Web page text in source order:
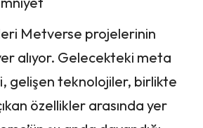
Metverse projelerinin
alıyor. Gelecekteki meta
gelişen teknolojiler, birlikte
özellikler arasında yer